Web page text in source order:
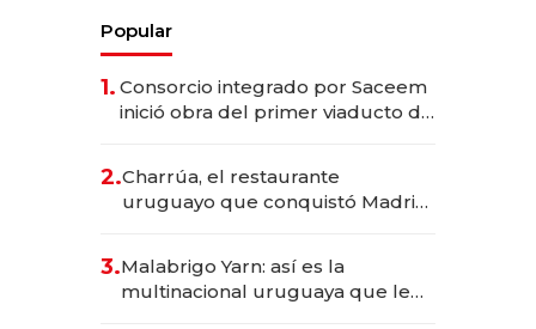
Popular
1. Consorcio integrado por Saceem
inició obra del primer viaducto de
millones
2.Charrúa, el restaurante
uruguayo que conquistó Madrid:
anticipación y prepara apertura
3.Malabrigo Yarn: así es la
multinacional uruguaya que le